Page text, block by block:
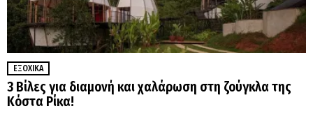
ΕΞΟΧΙΚΆ
3 Βίλες για διαμονή και χαλάρωση στη ζούγκλα της
Κόστα Ρίκα!